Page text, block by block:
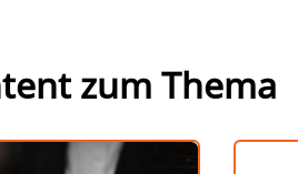
zum Thema